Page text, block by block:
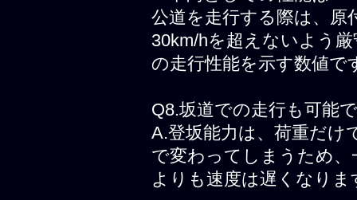
公道を走行する際は、原
30km/hを超えないよう
の走行性能を示す数値で
Q8.坂道での走行も可能
A.登坂能力は、荷重だけ
で変わってしまうため
よりも速度は遅くなりま